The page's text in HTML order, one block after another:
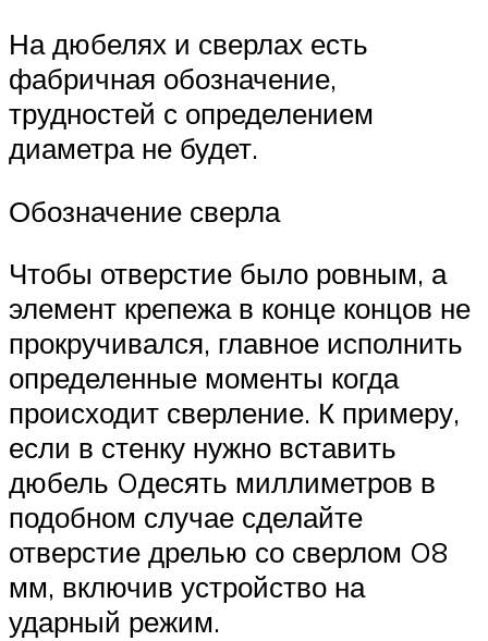
На дюбелях и сверлах есть
фабричная обозначение,
трудностей с определением
диаметра не будет.
Обозначение сверла
Чтобы отверстие было ровным, а
элемент крепежа в конце концов не
прокручивался, главное исполнить
определенные моменты когда
происходит сверление. К примеру,
если в стенку нужно вставить
дюбель Oдесять миллиметров в
подобном случае сделайте
отверстие дрелью со сверлом O8
мм, включив устройство на
ударный режим.